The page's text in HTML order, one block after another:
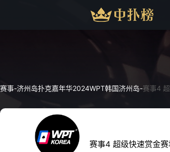
赛事-济州岛扑克嘉年华2024WPT韩国济州岛-赛事4
赛事4 超级快速赏金赛